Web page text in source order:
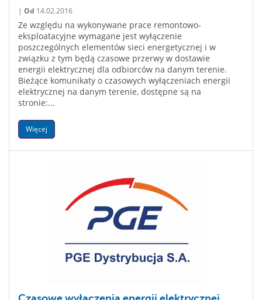
| Od 14.02.2016
Ze względu na wykonywane prace remontowo-
eksploatacyjne wymagane jest wyłączenie
poszczególnych elementów sieci energetycznej i w
związku z tym będą czasowe przerwy w dostawie
energii elektrycznej dla odbiorców na danym terenie.
Bieżące komunikaty o czasowych wyłączeniach energii
elektrycznej na danym terenie, dostępne są na
stronie:...
Więcej